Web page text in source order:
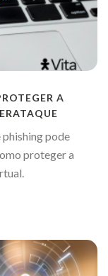
A
phishing pode
proteger a